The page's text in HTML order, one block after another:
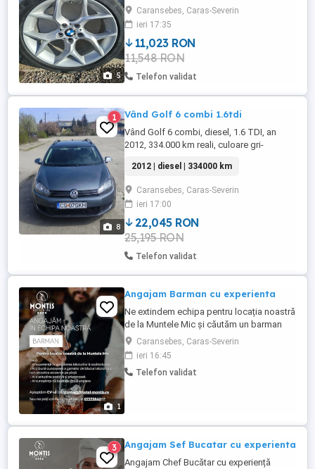
5
18 -8J Anvelope cadou.
Caransebes, Caras-Severin
ieri 17:35
11,023 RON
11,548 RON
Telefon validat
8
1 Vând Golf 6 combi 1.6tdi
Vând Golf 6 combi, diesel, 1.6 TDI, an
2012, 334.000 km reali, culoare gri-
ITP in termen, întreținută, cu toate
schimburile efectuate la zi (pot dovedi cu
acte): ulei, filtre, distribuție, plăcuțe și
discuri frână, EGR, etc. Mașina merge
bine, nu are absolut ...
2012 | diesel | 334000 km
Caransebes, Caras-Severin
ieri 17:00
22,045 RON
25,195 RON
Telefon validat
1
Angajam Barman cu experienta
Ne extindem echipa pentru locația noastră
de la Muntele Mic și căutăm un barman
profesionist, pasionat de domeniu și
atent la detalii. Dacă ai experiență în
prepararea băuturilor și cocktailurilor, ești
orientat spre calitate și servicii impecabile,
Caransebes, Caras-Severin
ieri 16:45
Telefon validat
3 Angajam Sef Bucatar cu experienta
Angajam Chef Bucătar cu experiență